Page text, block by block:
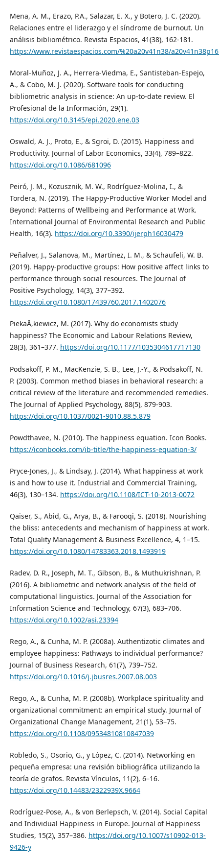
Mena, A. M., Erazo, P.A., Salazar, E. X., y Botero, J. C. (2020).
Relaciones entre el liderazgo y el síndrome de burnout. Un
análisis bibliométrico. Revista Espacios, 41(38), 162-181.
https://www.revistaespacios.com/%20a20v41n38/
Moral-Muñoz, J. A., Herrera-Viedma, E., Santisteban-Espejo,
A., & Cobo, M. J. (2020). Software tools for conducting
bibliometric analysis in science: An up-to-date review. El
Profesional de la Información, 29(1).
https://doi.org/10.3145/epi.2020.ene.03
Oswald, A. J., Proto, E., & Sgroi, D. (2015). Happiness and
Productivity. Journal of Labor Economics, 33(4), 789–822.
https://doi.org/10.1086/681096
Peiró, J. M., Kozusznik, M. W., Rodríguez-Molina, I., &
Tordera, N. (2019). The Happy-Productive Worker Model and
Beyond: Patterns of Wellbeing and Performance at Work.
International Journal of Environmental Research and Public
Health, 16(3). https://doi.org/10.3390/ijerph16030479
Peñalver, J., Salanova, M., Martínez, I. M., & Schaufeli, W. B.
(2019). Happy-productive groups: How positive affect links to
performance through social resources. The Journal of
Positive Psychology, 14(3), 377–392.
https://doi.org/10.1080/17439760.2017.1402076
PiekaÅ‚kiewicz, M. (2017). Why do economists study
happiness? The Economic and Labour Relations Review,
28(3), 361–377. https://doi.org/10.1177/1035304617717130
Podsakoff, P. M., MacKenzie, S. B., Lee, J.-Y., & Podsakoff, N.
P. (2003). Common method biases in behavioral research: a
critical review of the literature and recommended remedies.
The Journal of Applied Psychology, 88(5), 879-903.
https://doi.org/10.1037/0021-9010.88.5.879
Powdthavee, N. (2010). The happiness equation. Icon Books.
https://iconbooks.com/ib-title/the-happiness-equation-3/
Pryce-Jones, J., & Lindsay, J. (2014). What happiness at work
is and how to use it. Industrial and Commercial Training,
46(3), 130–134. https://doi.org/10.1108/ICT-10-2013-0072
Qaiser, S., Abid, G., Arya, B., & Farooqi, S. (2018). Nourishing
the bliss: antecedents and mechanism of happiness at work.
Total Quality Management & Business Excellence, 4, 1–15.
https://doi.org/10.1080/14783363.2018.1493919
Radev, D. R., Joseph, M. T., Gibson, B., & Muthukrishnan, P.
(2016). A bibliometric and network analysis of the field of
computational linguistics. Journal of the Association for
Information Science and Technology, 67(3), 683–706.
https://doi.org/10.1002/asi.23394
Rego, A., & Cunha, M. P. (2008a). Authentizotic climates and
employee happiness: Pathways to individual performance?
Journal of Business Research, 61(7), 739–752.
https://doi.org/10.1016/j.jbusres.2007.08.003
Rego, A., & Cunha, M. P. (2008b). Workplace spirituality and
organizational commitment: an empirical study. Journal of
Organizational Change Management, 21(1), 53–75.
https://doi.org/10.1108/09534810810847039
Robledo, S., Osorio, G., y López, C. (2014). Networking en
pequeña empresa: una revisión bibliográfica utilizando la
teoría de grafos. Revista Vínculos, 11(2), 6–16.
https://doi.org/10.14483/2322939X.9664
Rodríguez-Pose, A., & von Berlepsch, V. (2014). Social Capital
and Individual Happiness in Europe. Journal of Happiness
Studies, 15(2), 357–386. https://doi.org/10.1007/s10902-013-
9426-y